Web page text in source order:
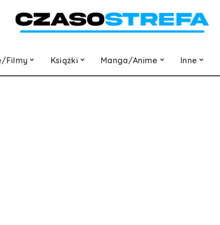
Filmy Książki Manga/Anime Inne